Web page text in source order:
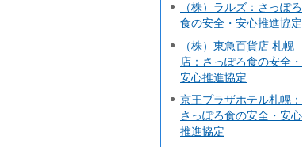
（株）ラルズ：さっぽろ
食の安全・安心推進協定
（株）東急百貨店 札幌
店：さっぽろ食の安全・
安心推進協定
京王プラザホテル札幌：
さっぽろ食の安全・安心
推進協定